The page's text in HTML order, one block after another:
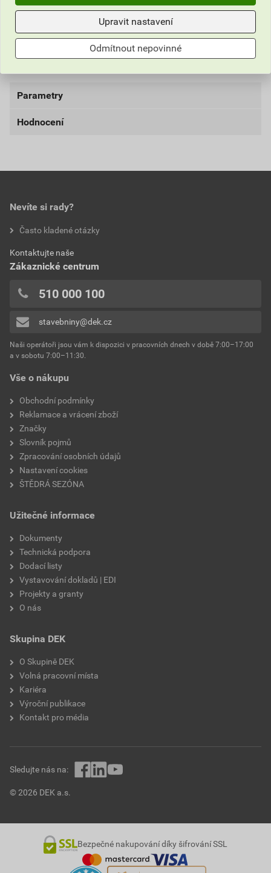
Nejnižší prodejní cena v době 30 dnů před
poskytnutím slevy
Parametry
materiál
Hodnocení
0,0
hodnotilo 0 uživatelů
Přidávat hodnocení může pouze přihlášený uživatel.
Vše o nákupu
Obchodní podmínky
Reklamace a vrácení zboží
Značky
Slovník pojmů
Zpracování osobních údajů
Nastavení cookies
ŠTĚDRÁ SEZÓNA
Užitečné informace
Dokumenty
Technická podpora
Dodací listy
Vystavování dokladů | EDI
Projekty a granty
O nás
Skupina DEK
O Skupině DEK
Volná pracovní místa
Kariéra
Výroční publikace
Kontakt pro média
Nevíte si rady?
Často kladené otázky
Kontaktujte naše
Zákaznické centrum
510 000 100
stavebniny@dek.cz
Naši operátoři jsou vám k dispozici v pracovních dnech v době 7:00–17:00
a v sobotu 7:00–11:30.
© 2026 DEK a.s.
Sledujte nás na:
Bezpečné nakupování díky šifrování SSL
Upravit nastavení
Odmítnout nepovinné